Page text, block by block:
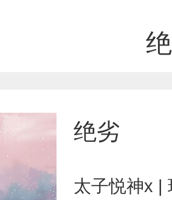
绝劣
太子悦神x |